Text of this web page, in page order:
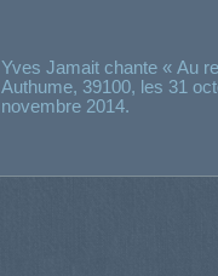
Yves Jamait chante « Au
Authume, 39100, les 31
novembre 2014.